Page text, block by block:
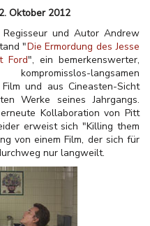
Oktober 2012
und Autor Andrew
"Die Ermordung des Jesse
Ford", ein bemerkenswerter,
langsamen
und aus Cineasten-Sicht
Werke seines Jahrgangs.
Kollaboration von Pitt
erweist sich "Killing them
von einem Film, der sich für
nur langweilt.